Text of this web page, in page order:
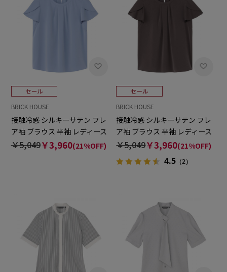
BRICK HOUSE
接触冷感 シルキーサテン フレ
ア袖 ブラウス 半袖 レディース
￥5,049￥3,960(21%OFF)
BRICK HOUSE
接触冷感 シルキーサテン フレ
ア袖 ブラウス 半袖 レディース
￥5,049￥3,960(21%OFF)
4.5 （2）